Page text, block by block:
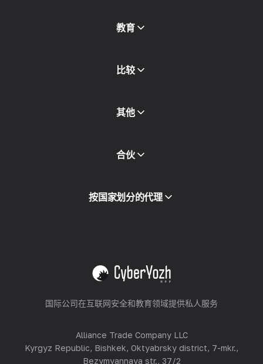
博客和文章
合作伙伴
教育
免费书
比较
其他
API访问
集成
合伙
合作伙伴计划
转售
按国家划分的代理
查看全部
国际公司在互联网安全和教育领域提供私人服务
Alliance Trade Company LLC
Kyrgyz Republic, Bishkek, Oktyabrsky district, 7-mkr.,
Bezymyannaya str., 37/2